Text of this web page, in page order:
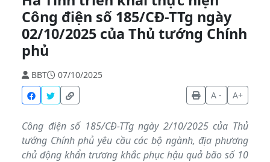
Công điện số 185/CĐ-TTg ngày
02/10/2025 của Thủ tướng Chính
phủ
BBT
07/10/2025
A -
A+
Công điện số 185/CĐ-TTg ngày 2/10/2025 của Thủ
tướng Chính phủ yêu cầu các bộ ngành, địa phương
chủ động khẩn trương khắc phục hậu quả bão số 10